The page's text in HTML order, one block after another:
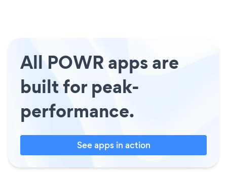
All POWR apps are
built for peak-
performance.
See apps in action